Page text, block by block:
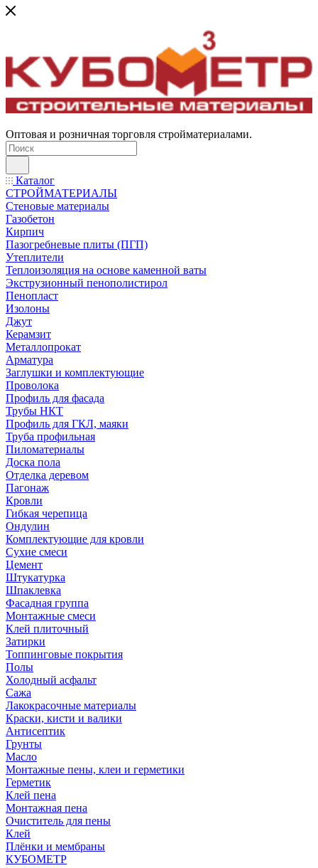
Оптовая и розничная торговля стройматериалами.
Каталог
СТРОЙМАТЕРИАЛЫ
Стеновые материалы
Газобетон
Кирпич
Пазогребневые плиты (ПГП)
Утеплители
Теплоизоляция на основе каменной ваты
Экструзионный пенополистирол
Пенопласт
Изолоны
Джут
Керамзит
Металлопрокат
Арматура
Заглушки и комплектующие
Проволока
Профиль для фасада
Трубы НКТ
Профиль для ГКЛ, маяки
Труба профильная
Пиломатериалы
Доска пола
Отделка деревом
Пагонаж
Кровли
Гибкая черепица
Ондулин
Комплектующие для кровли
Сухие смеси
Цемент
Штукатурка
Шпаклевка
Фасадная группа
Монтажные смеси
Клей плиточный
Затирки
Топпинговые покрытия
Полы
Холодный асфальт
Сажа
Лакокрасочные материалы
Краски, кисти и валики
Антисептик
Грунты
Масло
Монтажные пены, клеи и герметики
Герметик
Клей пена
Монтажная пена
Очиститель для пены
Клей
Плёнки и мембраны
КУБОМЕТР